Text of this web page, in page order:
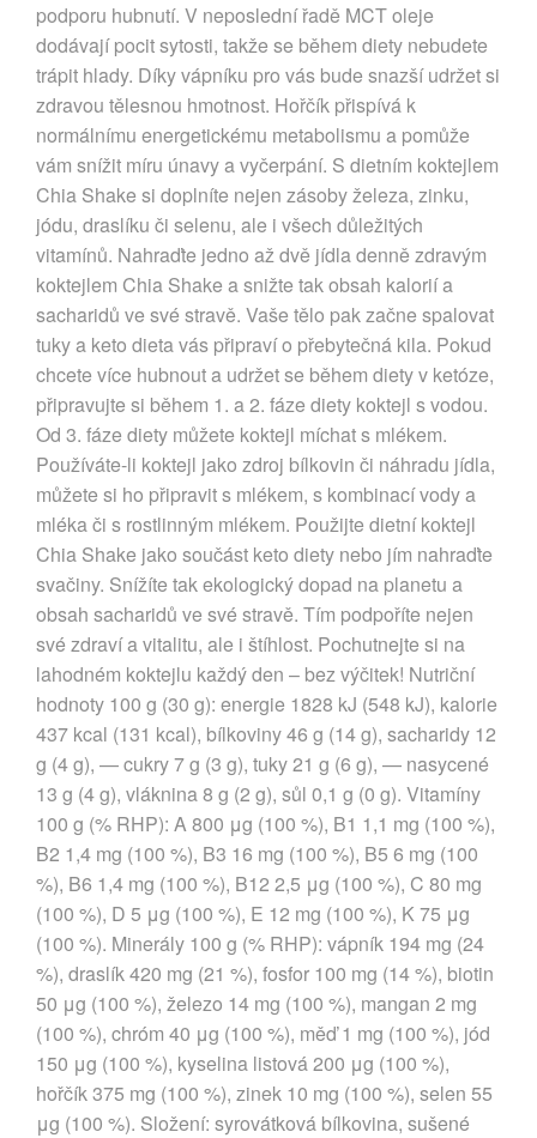
podporu hubnutí. V neposlední řadě MCT oleje
dodávají pocit sytosti, takže se během diety nebudete
trápit hlady. Díky vápníku pro vás bude snazší udržet si
zdravou tělesnou hmotnost. Hořčík přispívá k
normálnímu energetickému metabolismu a pomůže
vám snížit míru únavy a vyčerpání. S dietním koktejlem
Chia Shake si doplníte nejen zásoby železa, zinku,
jódu, draslíku či selenu, ale i všech důležitých
vitamínů. Nahraďte jedno až dvě jídla denně zdravým
koktejlem Chia Shake a snižte tak obsah kalorií a
sacharidů ve své stravě. Vaše tělo pak začne spalovat
tuky a keto dieta vás připraví o přebytečná kila. Pokud
chcete více hubnout a udržet se během diety v ketóze,
připravujte si během 1. a 2. fáze diety koktejl s vodou.
Od 3. fáze diety můžete koktejl míchat s mlékem.
Používáte-li koktejl jako zdroj bílkovin či náhradu jídla,
můžete si ho připravit s mlékem, s kombinací vody a
mléka či s rostlinným mlékem. Použijte dietní koktejl
Chia Shake jako součást keto diety nebo jím nahraďte
svačiny. Snížíte tak ekologický dopad na planetu a
obsah sacharidů ve své stravě. Tím podpoříte nejen
své zdraví a vitalitu, ale i štíhlost. Pochutnejte si na
lahodném koktejlu každý den – bez výčitek! Nutriční
hodnoty 100 g (30 g): energie 1828 kJ (548 kJ), kalorie
437 kcal (131 kcal), bílkoviny 46 g (14 g), sacharidy 12
g (4 g), — cukry 7 g (3 g), tuky 21 g (6 g), — nasycené
13 g (4 g), vláknina 8 g (2 g), sůl 0,1 g (0 g). Vitamíny
100 g (% RHP): A 800 μg (100 %), B1 1,1 mg (100 %),
B2 1,4 mg (100 %), B3 16 mg (100 %), B5 6 mg (100
%), B6 1,4 mg (100 %), B12 2,5 μg (100 %), C 80 mg
(100 %), D 5 μg (100 %), E 12 mg (100 %), K 75 μg
(100 %). Minerály 100 g (% RHP): vápník 194 mg (24
%), draslík 420 mg (21 %), fosfor 100 mg (14 %), biotin
50 μg (100 %), železo 14 mg (100 %), mangan 2 mg
(100 %), chróm 40 μg (100 %), měď 1 mg (100 %), jód
150 μg (100 %), kyselina listová 200 μg (100 %),
hořčík 375 mg (100 %), zinek 10 mg (100 %), selen 55
μg (100 %). Složení: syrovátková bílkovina, sušené